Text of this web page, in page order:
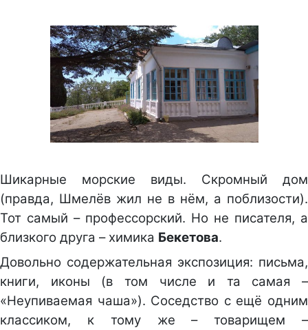
Шикарные морские виды. Скромный дом
(правда, Шмелёв жил не в нём, а поблизости).
Тот самый – профессорский. Но не писателя, а
близкого друга – химика Бекетова.
Довольно содержательная экспозиция: письма,
книги, иконы (в том числе и та самая –
«Неупиваемая чаша»). Соседство с ещё одним
классиком, к тому же – товарищем –